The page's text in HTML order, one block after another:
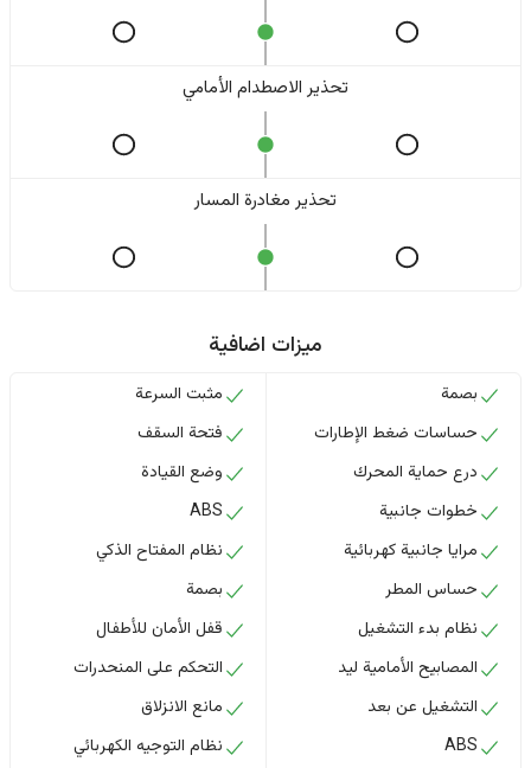
تحذير الاصطدام الأمامي
تحذير مغادرة المسار
ميزات اضافية
بصمة
حساسات ضغط الإطارات
درع حماية المحرك
خطوات جانبية
مرايا جانبية كهربائية
حساس المطر
نظام بدء التشغيل
المصابيح الأمامية ليد
التشغيل عن بعد
ABS
مثبت السرعة
فتحة السقف
وضع القيادة
ABS
نظام المفتاح الذكي
بصمة
قفل الأمان للأطفال
التحكم على المنحدرات
مانع الانزلاق
نظام التوجيه الكهربائي